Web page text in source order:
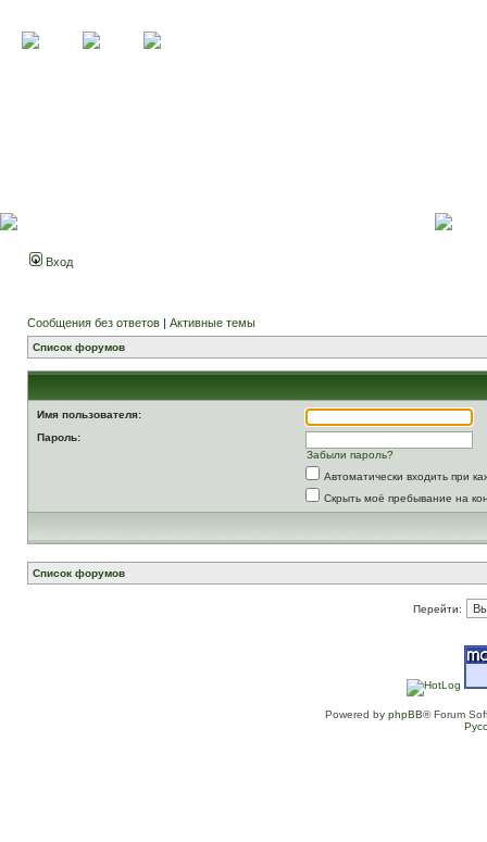
Вход
Сообщения без ответов | Активные темы
Список форумов
Имя пользователя:
Пароль:
Забыли пароль?
Автоматически входить при
Скрыть моё пребывание на
Список форумов
Перейти:
Powered by phpBB® Forum